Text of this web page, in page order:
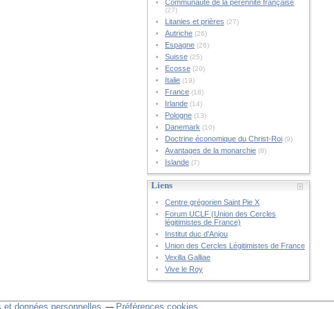
Communauté de la pérennité française
(27)
Litanies et prières (27)
Autriche(26)
Espagne(26)
Suisse(25)
Ecosse(20)
Italie(19)
France(18)
Irlande(14)
Pologne(13)
Danemark (10)
Doctrine économique du Christ-Roi(9)
Avantages de la monarchie(8)
Islande(7)
Liens
Centre grégorien Saint Pie X
Forum UCLF (Union des Cercles
légitimistes de France)
Institut duc d'Anjou
Union des Cercles Légitimistes de France
Vexilla Galliae
Vive le Roy
et données personnelles Préférences cookies